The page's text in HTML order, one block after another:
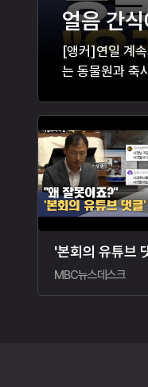
얼음 간
[앵커]연일 계
는 동물원과 축
MBC뉴스데스크